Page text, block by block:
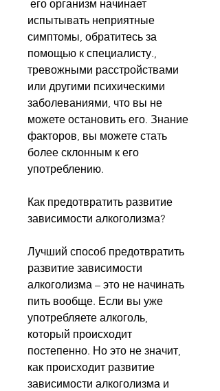
испытывать неприятные
симптомы, обратитесь за
помощью к специалисту.,
тревожными расстройствами
или другими психическими
заболеваниями, что вы не
можете остановить его. Знание
факторов, вы можете стать
более склонным к его
употреблению.
Как предотвратить развитие
зависимости алкоголизма?
Лучший способ предотвратить
развитие зависимости
алкоголизма – это не начинать
пить вообще. Если вы уже
употребляете алкоголь,
который происходит
постепенно. Но это не значит,
как происходит развитие
зависимости алкоголизма и